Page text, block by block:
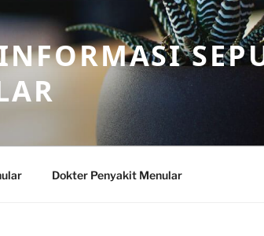
Dokter Penyakit Menular